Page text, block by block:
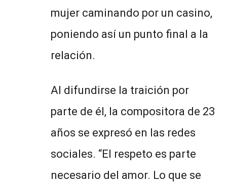
mujer caminando por un casino,
poniendo así un punto final a la
relación.
Al difundirse la traición por
parte de él, la compositora de 23
años se expresó en las redes
sociales. “El respeto es parte
necesario del amor. Lo que se